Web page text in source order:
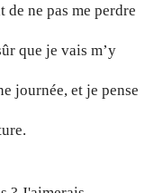
ne pas me perdre
que je vais m’y
journée, et je pense